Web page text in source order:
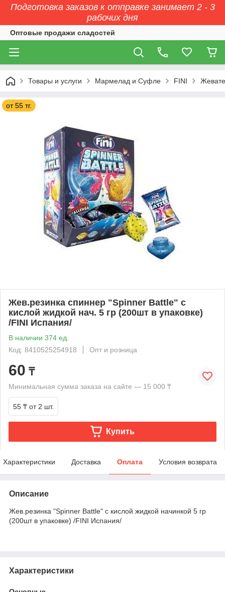
Подготовка заказов к отправке занимает 2 - 3
рабочих дня
Оптовые продажи сладостей
Товары и услуги Мармелад и Суфле FINI
от 55 тг.
Жев.резинка спиннер "Spinner Battle" c
кислой жидкой нач. 5 гр (200шт в упаковке)
/FINI Испания/
В наличии 374 ед.
Код: 8410525254918
Опт и розница
60 ₸
Минимальная сумма заказа на сайте — 15 000 ₸
55 ₸ от 2 шт.
Купить
Характеристики Доставка Оплата Условия возврата
Описание
Жев.резинка "Spinner Battle" c кислой жидкой начинкой 5 гр
(200шт в упаковке) /FINI Испания/
Характеристики